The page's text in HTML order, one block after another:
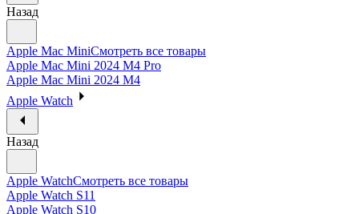
Назад
Apple Mac MiniСмотреть все товары
Apple Mac Mini 2024 M4 Pro
Apple Mac Mini 2024 M4
Apple Watch
Назад
Apple WatchСмотреть все товары
Apple Watch S11
Apple Watch S10